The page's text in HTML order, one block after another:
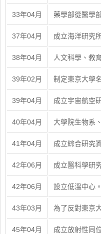
33年04月 藥學部從醫學
37年04月 成立海洋研究
38年04月 人文科學、教
39年02月 制定東京大學
39年04月 成立宇宙航空
40年04月 大學院生物系
41年04月 成立綜合研究
42年06月 成立醫科學研
42年06月 設立低溫中心。
43年03月 為了反對東京
45年04月 成立放射性同